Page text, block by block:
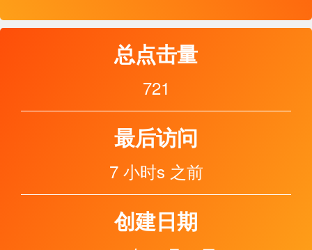
总点击量
721
最后访问
7 小时s 之前
创建日期